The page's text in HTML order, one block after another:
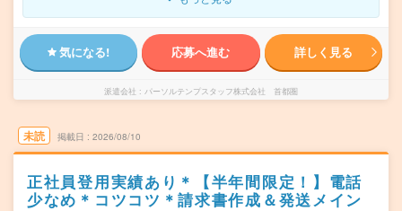
気になる! 応募へ進む 詳しく見る
派遣会社 パーソルテンプスタッフ株式会社 首都圏
未読 掲載日 2026/08/10
正社員登用実績あり＊【半年間限定！】電話
少なめ＊コツコツ＊請求書作成＆発送メイン